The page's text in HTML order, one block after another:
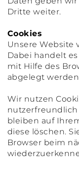
Dritte weiter.
Cookies
Unsere Website
Dabei handelt
mit Hilfe des
abgelegt
Wir nutzen
nutzerfreundlich
bleiben auf
diese löschen.
Browser beim